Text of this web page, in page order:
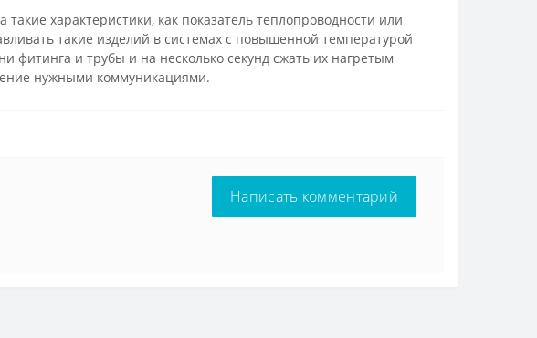
характеристики, как показатель теплопроводности или
такие изделий в системах с повышенной температурой
фитинга и трубы и на несколько секунд сжать их нагретым
нужными коммуникациями.
Написать комментарий